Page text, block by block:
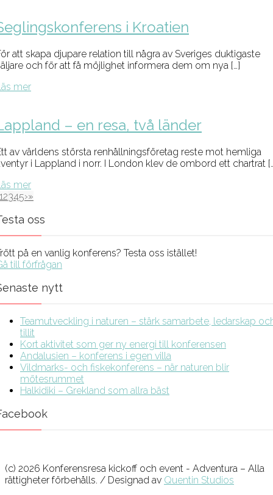
i Kroatien
att skapa djupare relation till några av Sveriges duktigaste
och för att få möjlighet informera dem om nya […]
mer
– en resa, två länder
av världens största renhållningsföretag reste mot hemliga
i Lappland i norr. I London klev de ombord ett chartrat
mer
12345›»
oss
på en vanlig konferens? Testa oss istället!
till förfrågan
nytt
Teamutveckling i naturen – stärk samarbete, ledarskap
tillit
Kort aktivitet som ger ny energi till konferensen
Andalusien – konferens i egen villa
Vildmarks- och fiskekonferens – när naturen blir
mötesrummet
Halkidiki – Grekland som allra bäst
(c) 2026 Konferensresa kickoff och event - Adventura – Alla
rättigheter förbehålls. / Designad av Quentin Studios